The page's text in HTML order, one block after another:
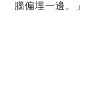
腦偏埋一邊。」